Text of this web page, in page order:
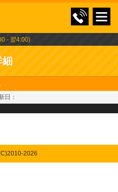
- 翌4:00)
日：
2010-2026